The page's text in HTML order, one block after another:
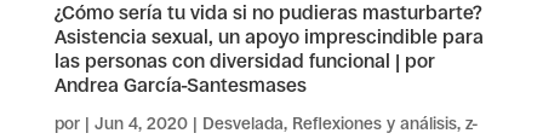
¿Cómo sería tu vida si no pudieras masturbarte?
Asistencia sexual, un apoyo imprescindible para
las personas con diversidad funcional | por
Andrea García-Santesmases
por | Jun 4, 2020| Desvelada, Reflexiones y análisis, z-